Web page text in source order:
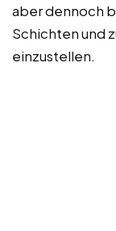
aber dennoch
Schichten und
einzustellen.